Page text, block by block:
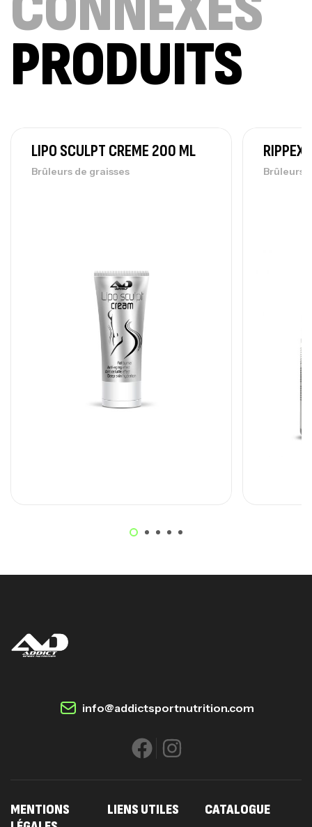
PRODUITS
LIPO SCULPT CREME 200 ML
Brûleurs de graisses
RIPPEX
Brûleurs
info@addictsportnutrition.com
MENTIONS
LIENS UTILES CATALOGUE